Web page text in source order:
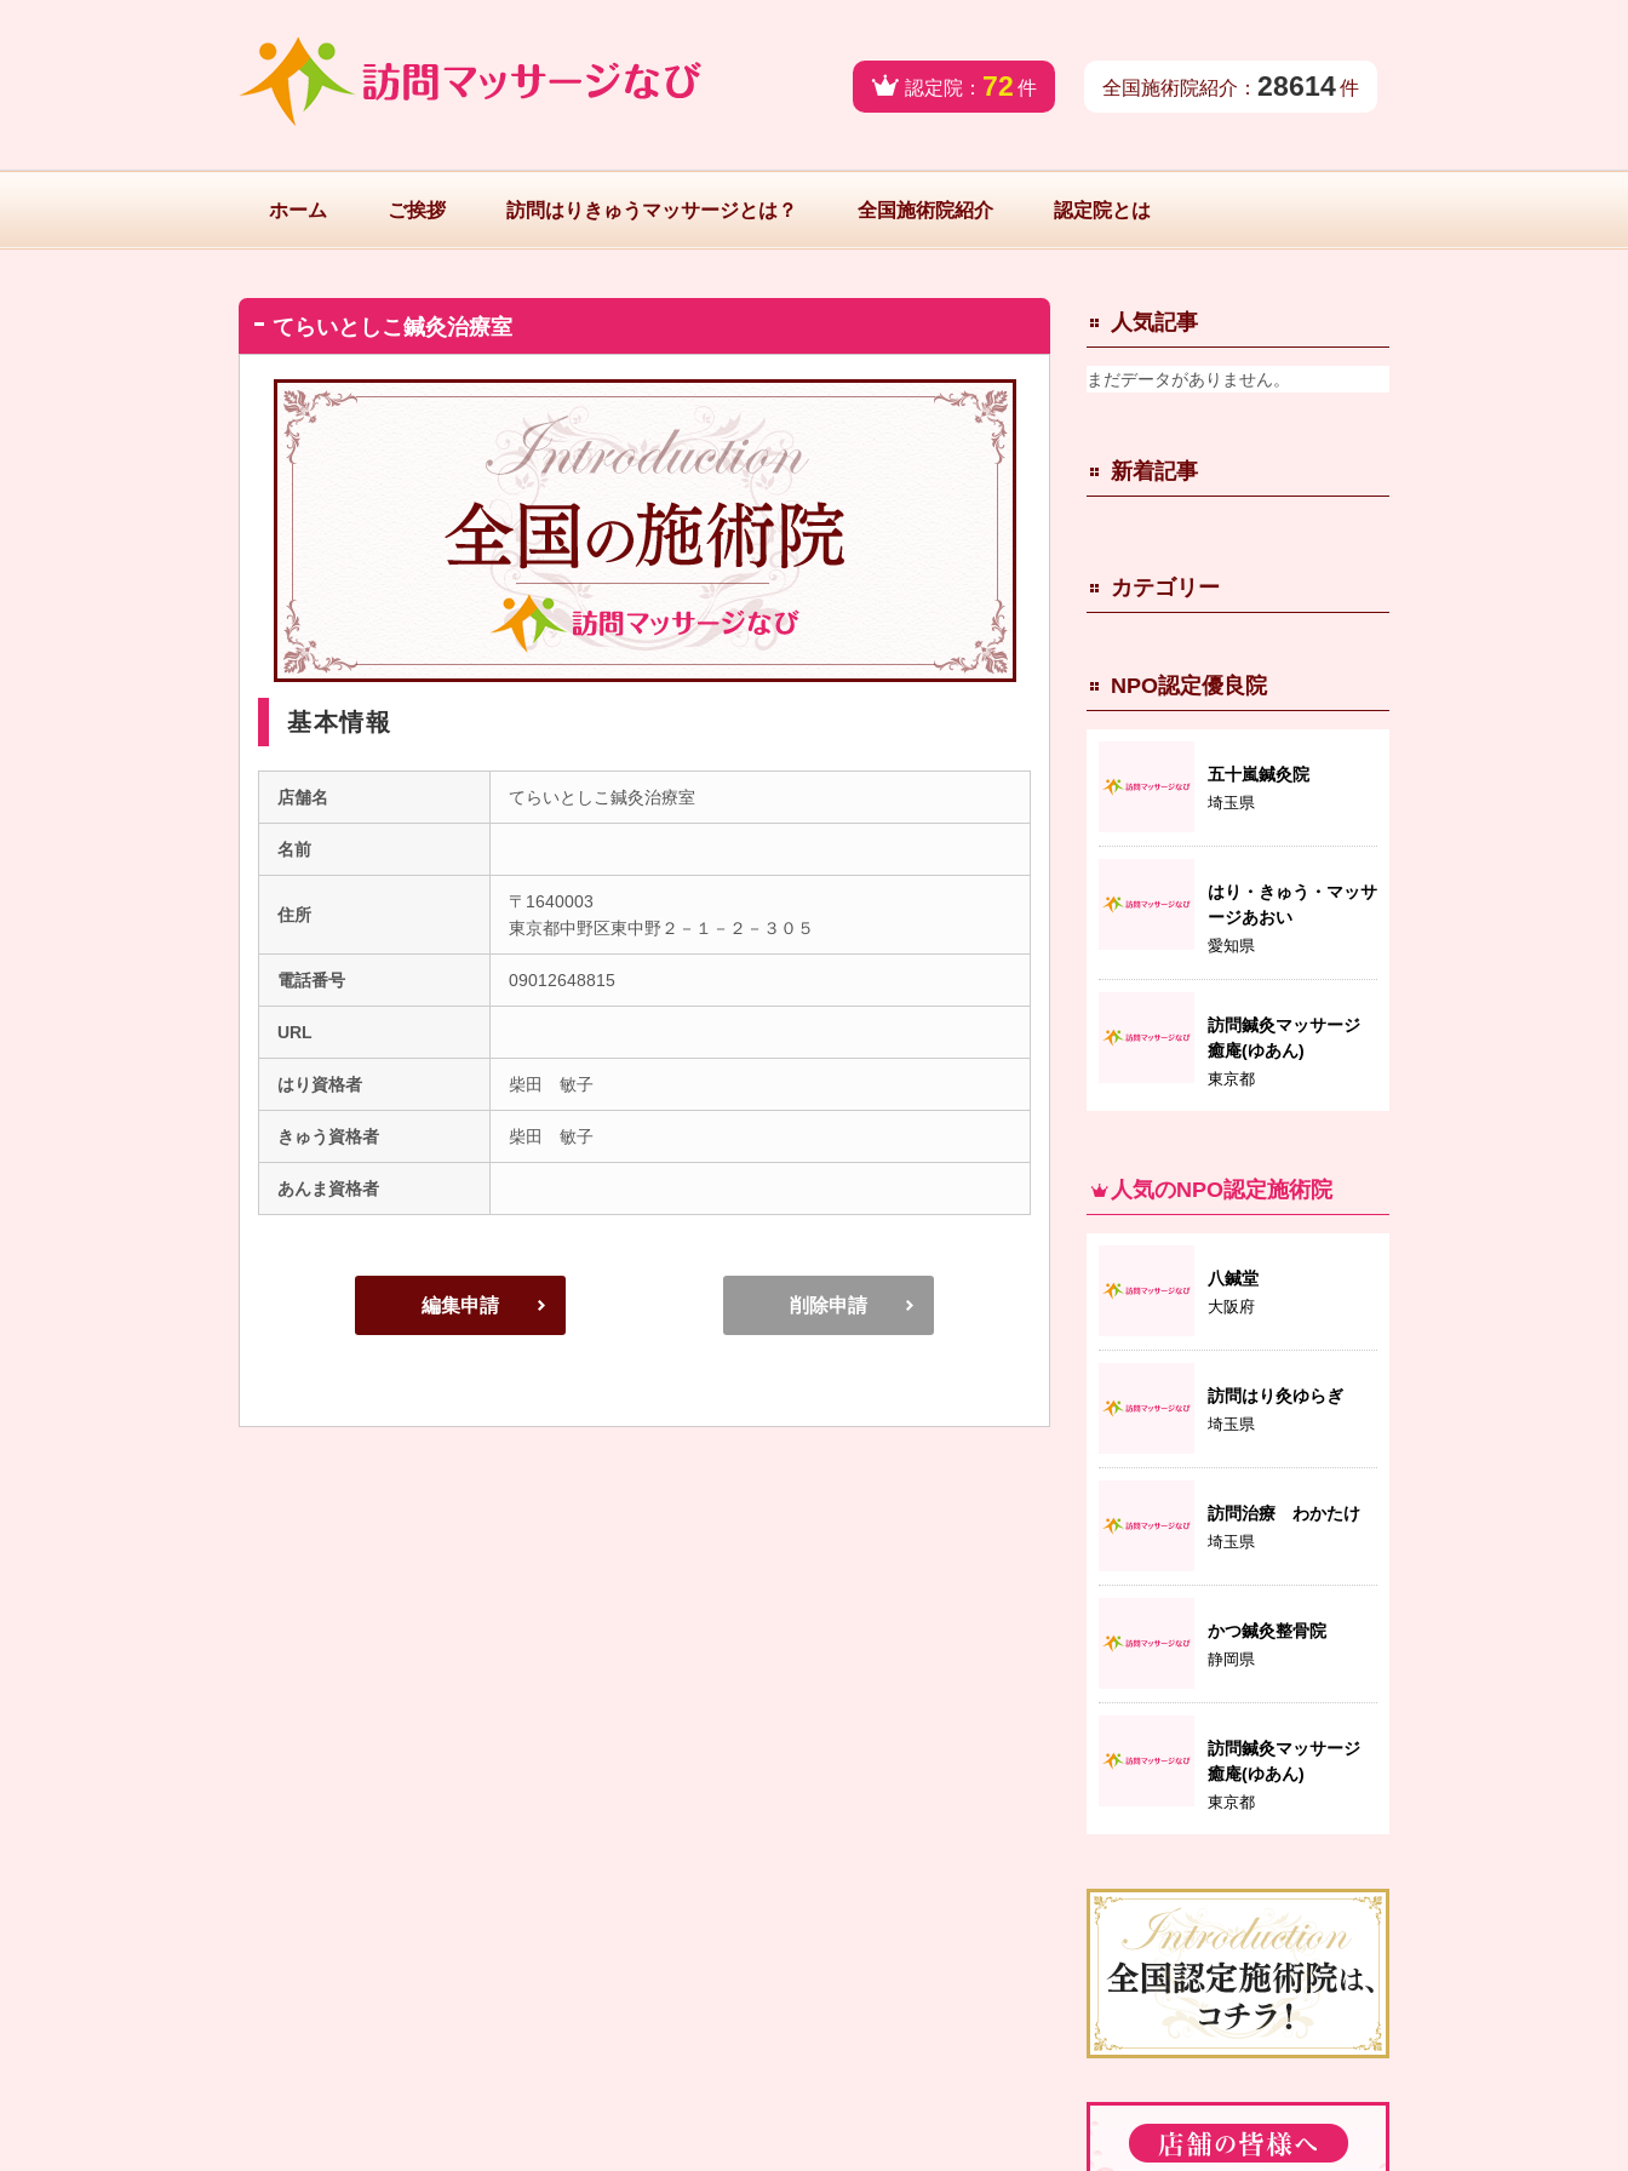
認定院： 72 件 全国施術院紹介： 28614件
ホーム ご挨拶 訪問はりきゅうマッサージとは？ 全国施術院紹介 認定院とは
てらいとしこ鍼灸治療室
基本情報
店舗名 てらいとしこ鍼灸治療室
名前
住所
〒1640003
東京都中野区東中野２－１－２－３０５
電話番号 09012648815
URL
はり資格者 柴田 敏子
きゅう資格者 柴田 敏子
あんま資格者
編集申請 削除申請
人気記事
まだデータがありません。
新着記事
カテゴリー
NPO認定優良院
五十嵐鍼灸院
埼玉県
はり・きゅう・マッサ
ージあおい
愛知県
訪問鍼灸マッサージ
癒庵(ゆあん)
東京都
人気のNPO認定施術院
八鍼堂
大阪府
訪問はり灸ゆらぎ
埼玉県
訪問治療 わかたけ
埼玉県
かつ鍼灸整骨院
静岡県
訪問鍼灸マッサージ
癒庵(ゆあん)
東京都